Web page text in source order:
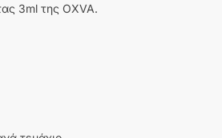
3ml της OXVA.